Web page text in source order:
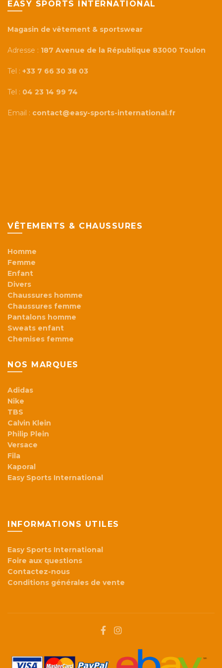
EASY SPORTS INTERNATIONAL
Magasin de vêtement & sportswear
Adresse : 187 Avenue de la République 83000 Toulon
Tel : +33 7 66 30 38 03
Tel : 04 23 14 99 74
Email : contact@easy-sports-international.fr
VÊTEMENTS & CHAUSSURES
Homme
Femme
Enfant
Divers
Chaussures homme
Chaussures femme
Pantalons homme
Sweats enfant
Chemises femme
NOS MARQUES
Adidas
Nike
TBS
Calvin Klein
Philip Plein
Versace
Fila
Kaporal
Easy Sports International
INFORMATIONS UTILES
Easy Sports International
Foire aux questions
Contactez-nous
Conditions générales de vente